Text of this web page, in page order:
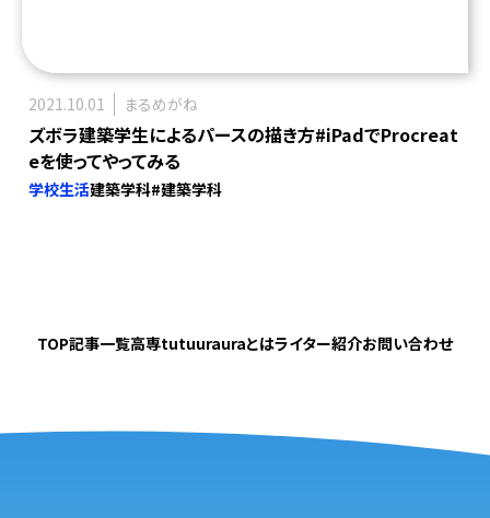
2021.10.01 まるめがね
ズボラ建築学生によるパースの描き方#iPadでProcreat
eを使ってやってみる
学校生活建築学科#建築学科
TOP記事一覧高専tutuurauraとはライター紹介お問い合わせ